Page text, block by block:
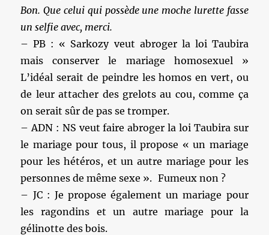
Bon. Que celui qui possède une moche lurette fasse
un selfie avec, merci.
– PB : « Sarkozy veut abroger la loi Taubira
mais conserver le mariage homosexuel »
L’idéal serait de peindre les homos en vert, ou
de leur attacher des grelots au cou, comme ça
on serait sûr de pas se tromper.
– ADN : NS veut faire abroger la loi Taubira sur
le mariage pour tous, il propose « un mariage
pour les hétéros, et un autre mariage pour les
personnes de même sexe ». Fumeux non ?
– JC : Je propose également un mariage pour
les ragondins et un autre mariage pour la
gélinotte des bois.